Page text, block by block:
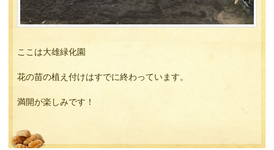
ここは大雄緑化園
花の苗の植え付けはすでに終わっています。
満開が楽しみです！